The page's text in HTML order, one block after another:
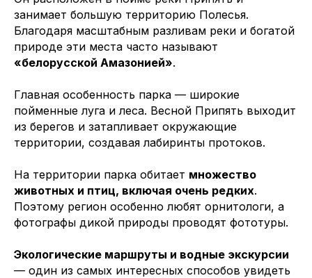
занимает большую территорию Полесья.
Благодаря масштабным разливам реки и богатой
природе эти места часто называют
«белорусской Амазонией».
Главная особенность парка — широкие
пойменные луга и леса. Весной Припять выходит
из берегов и затапливает окружающие
территории, создавая лабиринты протоков.
На территории парка обитает множество
животных и птиц, включая очень редких.
Поэтому регион особенно любят орнитологи, а
фотографы дикой природы проводят фототуры.
Экологические маршруты и водные экскурсии
— один из самых интересных способов увидеть